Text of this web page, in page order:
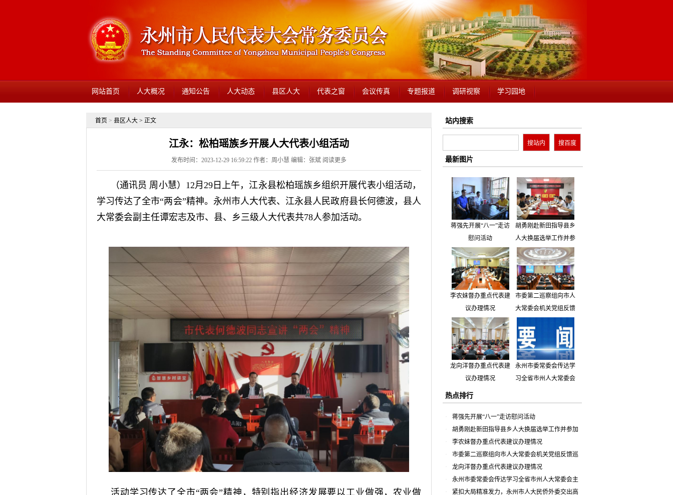
网站首页 人大概况 通知公告 人大动态 县区人大 代表之窗 会议传真 专题报道 调研视察 学习园地
首页 > 县区人大 > 正文
江永：松柏瑶族乡开展人大代表小组活动
发布时间：2023-12-29 16:59:22 作者：周小慧 编辑：张斌 阅读更多
（通讯员 周小慧）12月29日上午，江永县松柏瑶族乡组织开展代表小组活动，
学习传达了全市“两会”精神。永州市人大代表、江永县人民政府县长何德波，县人
大常委会副主任谭宏志及市、县、乡三级人大代表共78人参加活动。
活动学习传达了全市“两会”精神，特别指出经济发展要以工业做强，农业做
站内搜索
最新图片
蒋强先开展“八一”走访
慰问活动
胡勇刚赴新田指导县乡
人大换届选举工作并参
加市人大代表小组主题
活动
李农妹督办重点代表建
议办理情况
市委第二巡察组向市人
大常委会机关党组反馈
龙向洋督办重点代表建
议办理情况
永州市委常委会传达学
习全省市州人大常委会
关精神 专题听取省人
大常委会执法检查组到
永州开展大气污染防治
相关法律法规执法检查
情况汇报
热点排行
蒋强先开展“八一”走访慰问活动
胡勇刚赴新田指导县乡人大换届选举工作并参加
市人大代表小组主题活动
李农妹督办重点代表建议办理情况
市委第二巡察组向市人大常委会机关党组反馈巡
察情况
龙向洋督办重点代表建议办理情况
永州市委常委会传达学习全省市州人大常委会主
要负责同志座谈会有关精神 专题听取省人大常委会
紧扣大局精准发力，永州市人大民侨外委交出高